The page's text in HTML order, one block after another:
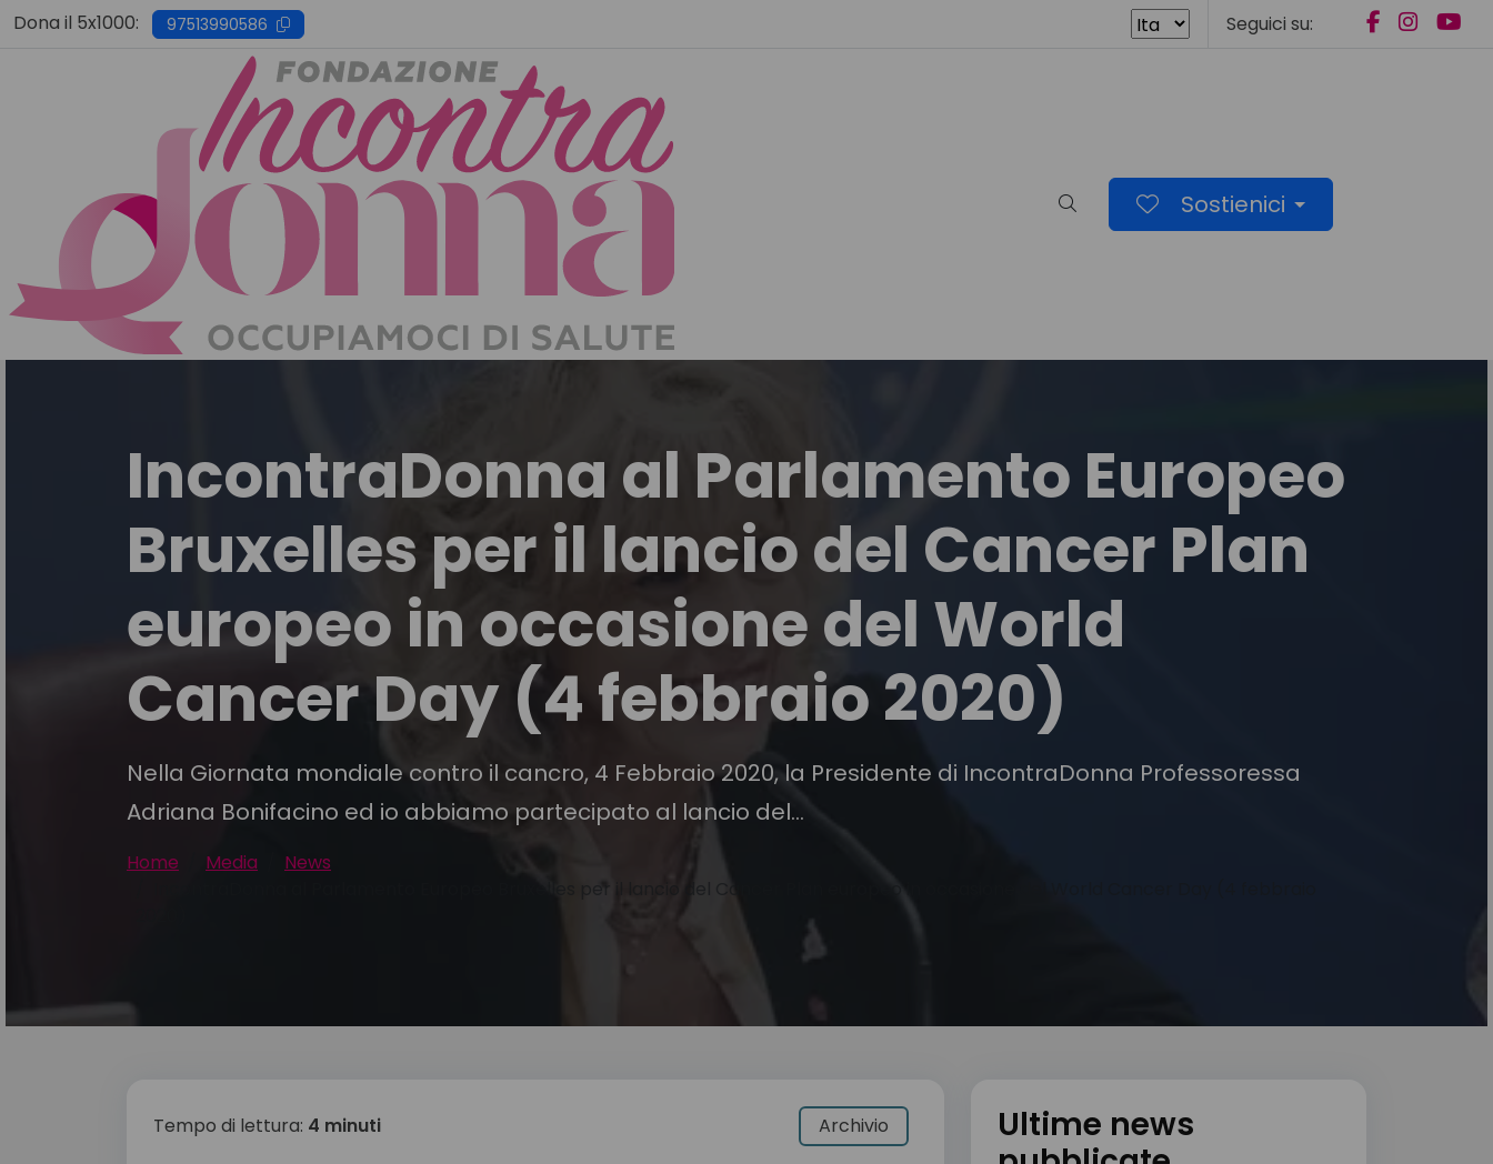
Skip
Dona il 5x1000: 97513990586 Seguici su:
Cerca nel sito
Sostienici
IncontraDonna al Parlamento Europeo
Bruxelles per il lancio del Cancer Plan
europeo in occasione del World
Cancer Day (4 febbraio 2020)
Nella Giornata mondiale contro il cancro, 4 Febbraio 2020, la Presidente di IncontraDonna Professoressa
Adriana Bonifacino ed io abbiamo partecipato al lancio del...
Home Media
News
IncontraDonna al Parlamento Europeo Bruxelles per il lancio del Cancer Plan europeo in occasione del World Cancer Day (4 febbraio
Tempo di lettura: 4 minuti Archivio
Ultime news